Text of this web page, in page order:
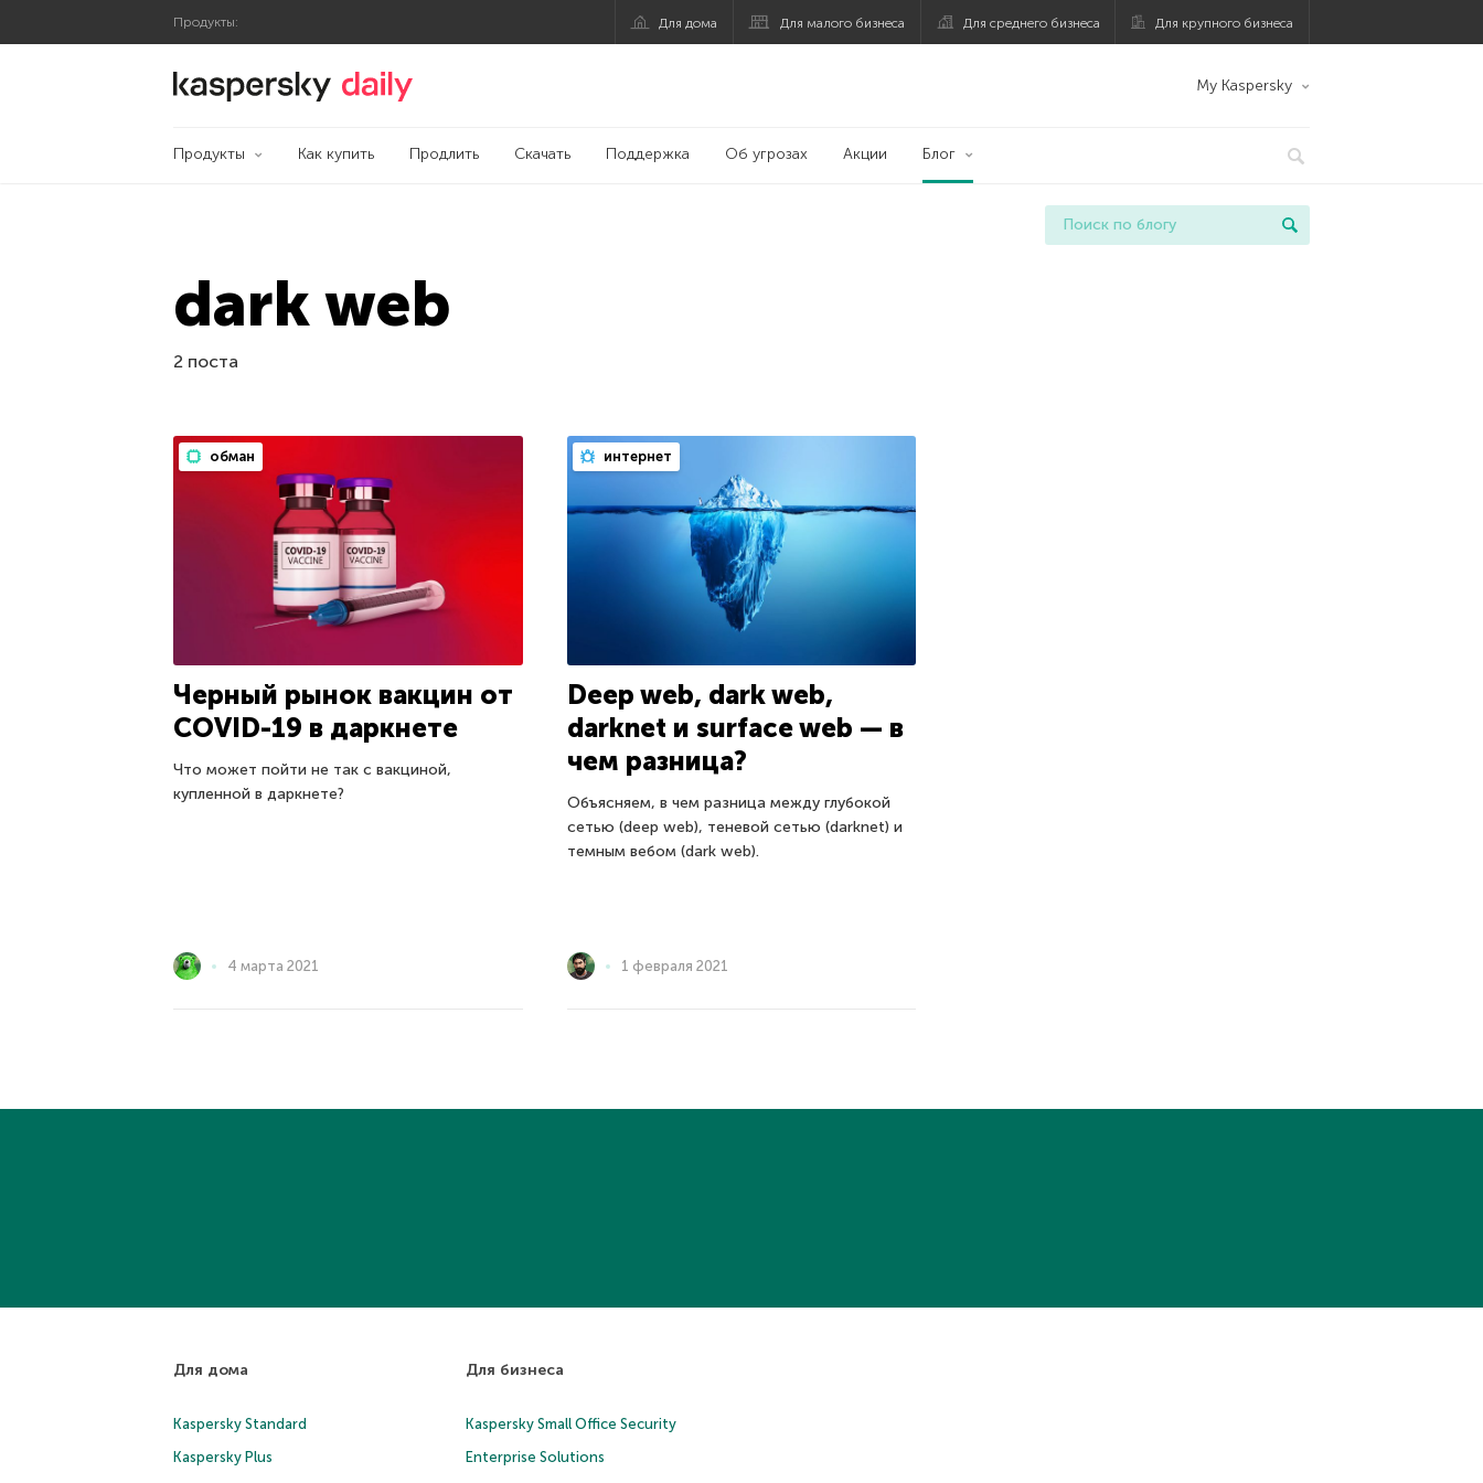
Продукты: Для дома Для малого бизнеса Для среднего бизнеса Для крупного бизнеса
Блог Касперского My Kaspersky
Продукты Как купить Продлить Скачать Поддержка Об угрозах Акции Блог
dark web
2 поста
обман
Черный рынок вакцин от
COVID-19 в даркнете
Что может пойти не так с вакциной,
купленной в даркнете?
4 марта 2021
интернет
Deep web, dark web,
darknet и surface web — в
чем разница?
Объясняем, в чем разница между глубокой
сетью (deep web), теневой сетью (darknet) и
темным вебом (dark web).
1 февраля 2021
Для дома
Kaspersky Standard
Kaspersky Plus
Для бизнеса
Kaspersky Small Office Security
Enterprise Solutions